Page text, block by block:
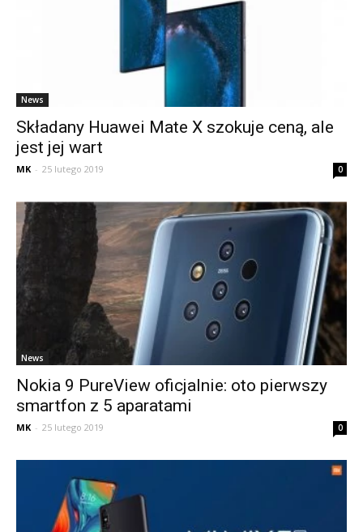
News
Składany Huawei Mate X szokuje ceną, ale
jest jej wart
MK - 25 lutego 2019 0
News
Nokia 9 PureView oficjalnie: oto pierwszy
smartfon z 5 aparatami
MK - 25 lutego 2019 0